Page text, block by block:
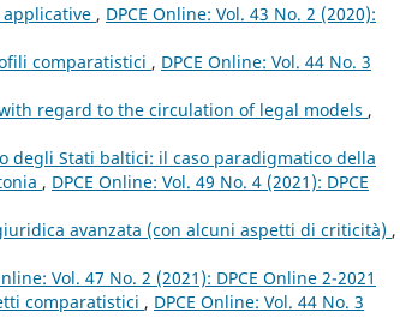
, DPCE Online: Vol. 43 No. 2 (2020):
comparatistici , DPCE Online: Vol. 44 No. 3
regard to the circulation of legal models ,
degli Stati baltici: il caso paradigmatico della
, DPCE Online: Vol. 49 No. 4 (2021): DPCE
avanzata (con alcuni aspetti di criticità) ,
Vol. 47 No. 2 (2021): DPCE Online 2-2021
comparatistici , DPCE Online: Vol. 44 No. 3